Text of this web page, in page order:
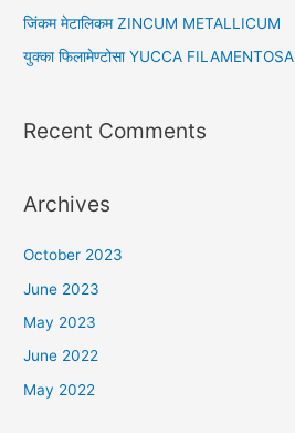
r
जिंकम मेटालिकम ZINCUM METALLICUM
युक्का फिलामेण्टोसा YUCCA FILAMENTOSA
Recent Comments
Archives
October 2023
June 2023
May 2023
June 2022
May 2022